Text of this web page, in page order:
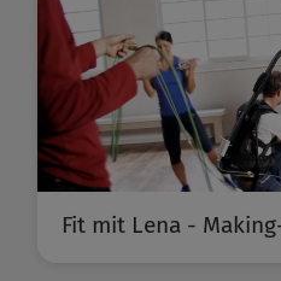
Fit mit Lena -